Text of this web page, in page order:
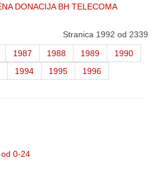
DONACIJA BH TELECOMA
Stranica 1992 od 2339
1987 1988 1989
1990
1994 1995
1996
0-24